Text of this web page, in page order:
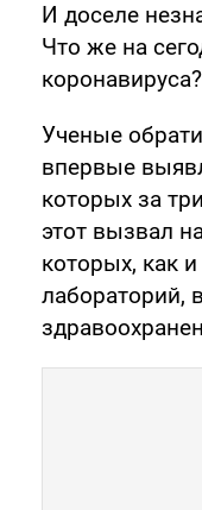
И доселе
Что же на
коронавируса?
Ученые
впервые
которых за
этот вызвал
которых, как
лабораторий,